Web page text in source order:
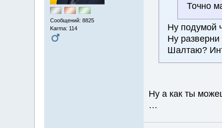
Сообщений: 8825
Karma: 114
Точно
Ну подумой
Ну
Шалтаю?
Ну а как ты
…